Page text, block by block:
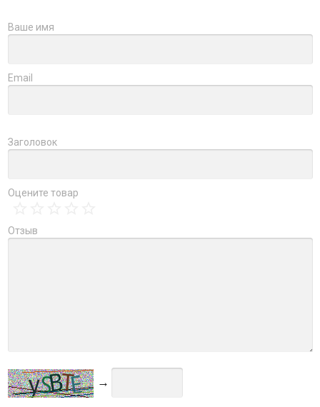
Ваше имя
Email
Заголовок
Оцените товар
Отзыв
→